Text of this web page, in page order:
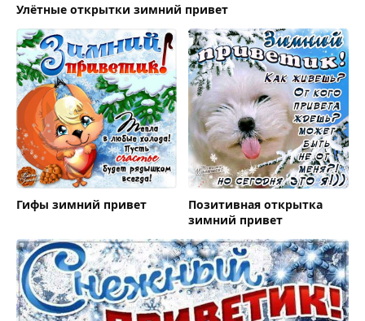
Улётные открытки зимний привет
Гифы зимний привет
Позитивная открытка
зимний привет